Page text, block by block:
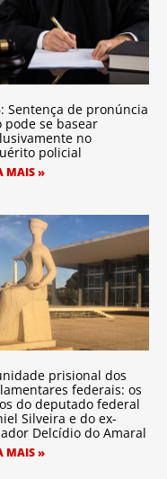
Sentença de pronúncia
pode se basear
no
policial
MAIS »
prisional dos
federais: os
do deputado federal
Silveira e do ex-
Delcídio do Amaral
MAIS »